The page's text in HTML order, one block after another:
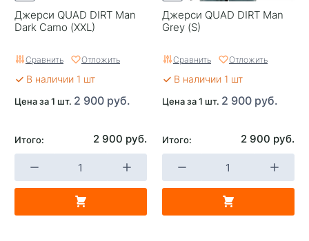
Джерси QUAD DIRT Man
Dark Camo (XXL)
Сравнить Отложить
В наличии 1 шт
Цена за 1 шт. 2 900 руб.
Итого: 2 900 руб.
Джерси QUAD DIRT Man
Grey (S)
Сравнить Отложить
В наличии 1 шт
Цена за 1 шт. 2 900 руб.
Итого: 2 900 руб.